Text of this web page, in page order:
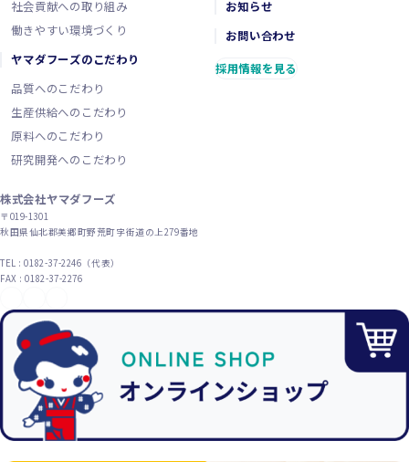
社会貢献への取り組み
働きやすい環境づくり
ヤマダフーズのこだわり
品質へのこだわり
生産供給へのこだわり
原料へのこだわり
研究開発へのこだわり
お知らせ
お問い合わせ
採用情報を見る
株式会社ヤマダフーズ
〒019-1301
秋田県仙北郡美郷町野荒町字街道の上279番地
TEL : 0182-37-2246（代表）
FAX : 0182-37-2276